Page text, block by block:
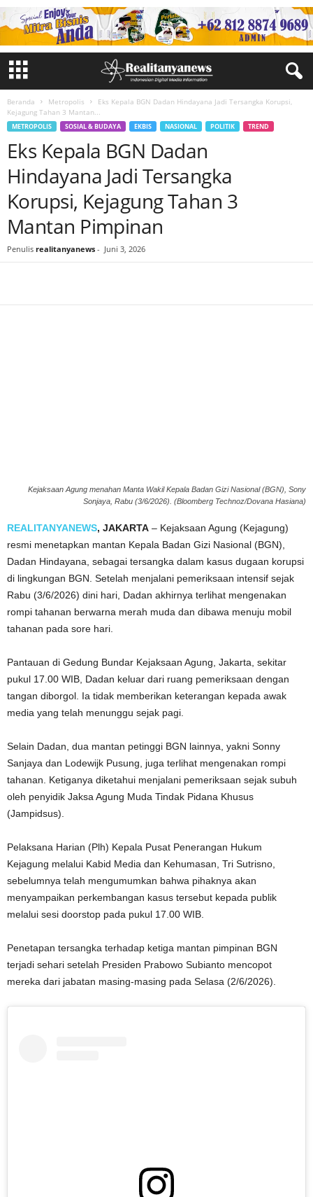
Beranda Metropolis
Eks Kepala BGN Dadan Hindayana Jadi Tersangka Korupsi,
Kejagung Tahan 3 Mantan...
METROPOLIS SOSIAL & BUDAYA EKBIS NASIONAL POLITIK TREND
Eks Kepala BGN Dadan
Hindayana Jadi Tersangka
Korupsi, Kejagung Tahan 3
Mantan Pimpinan
Penulis realitanyanews - Juni 3, 2026
Kejaksaan Agung menahan Manta Wakil Kepala Badan Gizi Nasional (BGN), Sony
Sonjaya, Rabu (3/6/2026). (Bloomberg Technoz/Dovana Hasiana)
REALITANYANEWS, JAKARTA – Kejaksaan Agung (Kejagung)
resmi menetapkan mantan Kepala Badan Gizi Nasional (BGN),
Dadan Hindayana, sebagai tersangka dalam kasus dugaan korupsi
di lingkungan BGN. Setelah menjalani pemeriksaan intensif sejak
Rabu (3/6/2026) dini hari, Dadan akhirnya terlihat mengenakan
rompi tahanan berwarna merah muda dan dibawa menuju mobil
tahanan pada sore hari.
Pantauan di Gedung Bundar Kejaksaan Agung, Jakarta, sekitar
pukul 17.00 WIB, Dadan keluar dari ruang pemeriksaan dengan
tangan diborgol. Ia tidak memberikan keterangan kepada awak
media yang telah menunggu sejak pagi.
Selain Dadan, dua mantan petinggi BGN lainnya, yakni Sonny
Sanjaya dan Lodewijk Pusung, juga terlihat mengenakan rompi
tahanan. Ketiganya diketahui menjalani pemeriksaan sejak subuh
oleh penyidik Jaksa Agung Muda Tindak Pidana Khusus
(Jampidsus).
Pelaksana Harian (Plh) Kepala Pusat Penerangan Hukum
Kejagung melalui Kabid Media dan Kehumasan, Tri Sutrisno,
sebelumnya telah mengumumkan bahwa pihaknya akan
menyampaikan perkembangan kasus tersebut kepada publik
melalui sesi doorstop pada pukul 17.00 WIB.
Penetapan tersangka terhadap ketiga mantan pimpinan BGN
terjadi sehari setelah Presiden Prabowo Subianto mencopot
mereka dari jabatan masing-masing pada Selasa (2/6/2026).